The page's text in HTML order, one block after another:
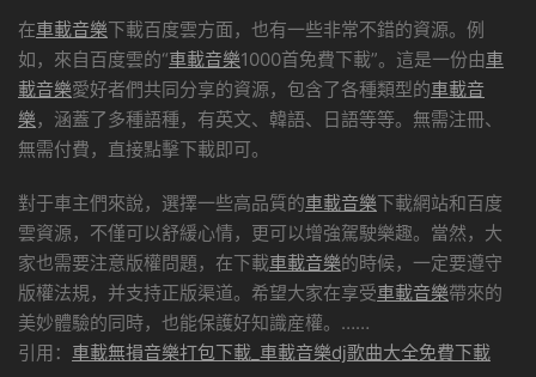
在車載音樂下載百度雲方面，也有一些非常不錯的資源。例
如，來自百度雲的“車載音樂1000首免費下載”。這是一份由車
載音樂愛好者們共同分享的資源，包含了各種類型的車載音
樂 ，涵蓋了多種語種，有英文、韓語、日語等等。無需注冊、
無需付費，直接點擊下載即可。
對于車主們來說，選擇一些高品質的車載音樂下載網站和百度
雲資源，不僅可以舒緩心情，更可以增強駕駛樂趣。當然，大
家也需要注意版權問題，在下載車載音樂的時候，一定要遵守
版權法規，并支持正版渠道。希望大家在享受車載音樂帶來的
美妙體驗的同時，也能保護好知識産權。……
引用： 車載無損音樂打包下載_車載音樂dj歌曲大全免費下載